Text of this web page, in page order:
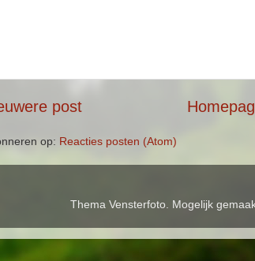
post
op: Reacties posten (Atom)
Thema Vensterfoto. Mogelijk